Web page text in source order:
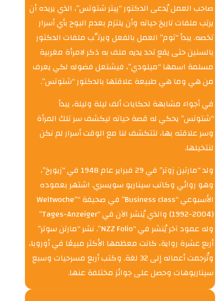
صاحب العمل يُدعى الدكتور “پيتر شتوتس”، الذي يريده أن
يرتِب ملفات تاريخ حياته وأن يلتزم بعدم البوح بأي أسرار
تخصه. يبدأ “توم” العمل بالفعل ويرتِّب ملفات الدكتور
بالسنين حتى يقع تحد يديه ملف به ذكر لامرأة مغربية
مسلمة اسمها “ميلودي”، فيشتعل فضوله لكي يعرف
من هي وما هي طبيعة علاقتها بالدكتور “شتوتس”.
في أجواء مشابهة لحكايات ألف ليلة وليلة، يبدأ
“شتوتس” يحكي له قصة حياته ليكشف سر تلك المرأة
وسر علاقته بها، لتتكشف لنا مع الوقت أسرار لم نكن
لنتخيلها.
ولد “مارتين زوتر” في 29 فبراير عام 1948 في “زيورخ”،
وهو روائي وكاتب سيناريو سويسري. اشتهر بعموده
الأسبوعي “Business class” في صحيفة “Weltwoche”
(1992-2004) والذي يُنشر الآن في “Tages-Anzeiger”
وله عمود آخر يُنشر في “NZZ Folio”. نشر “مارتن سوتر”
أربع عشرة رواية، كانت معظمها الأكثر مبيعًا في أوروبا،
وتُرجمت أعماله إلى 32 لغة. وكتب أربع مسرحيات وسبع
سيناريوهات وحصل على جوائز مختلفة عنها.